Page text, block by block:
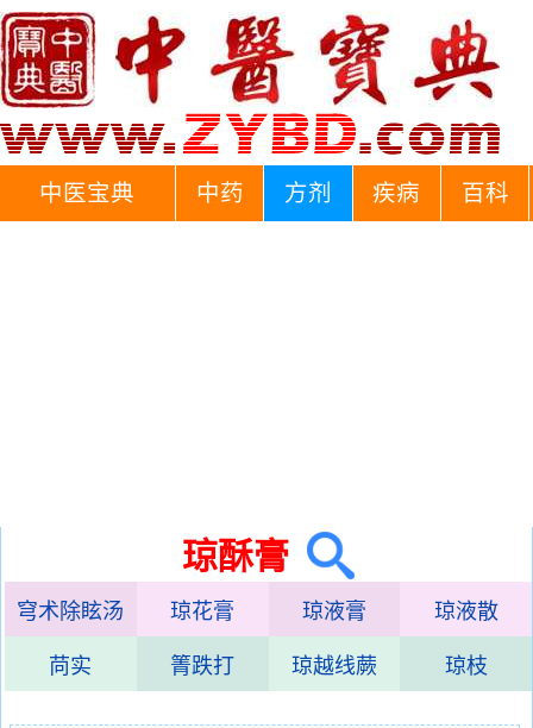
中医宝典 中药 方剂 疾病 百科
琼酥膏
穹术除眩汤 琼花膏 琼液膏 琼液散
苘实 箐跌打 琼越线蕨 琼枝